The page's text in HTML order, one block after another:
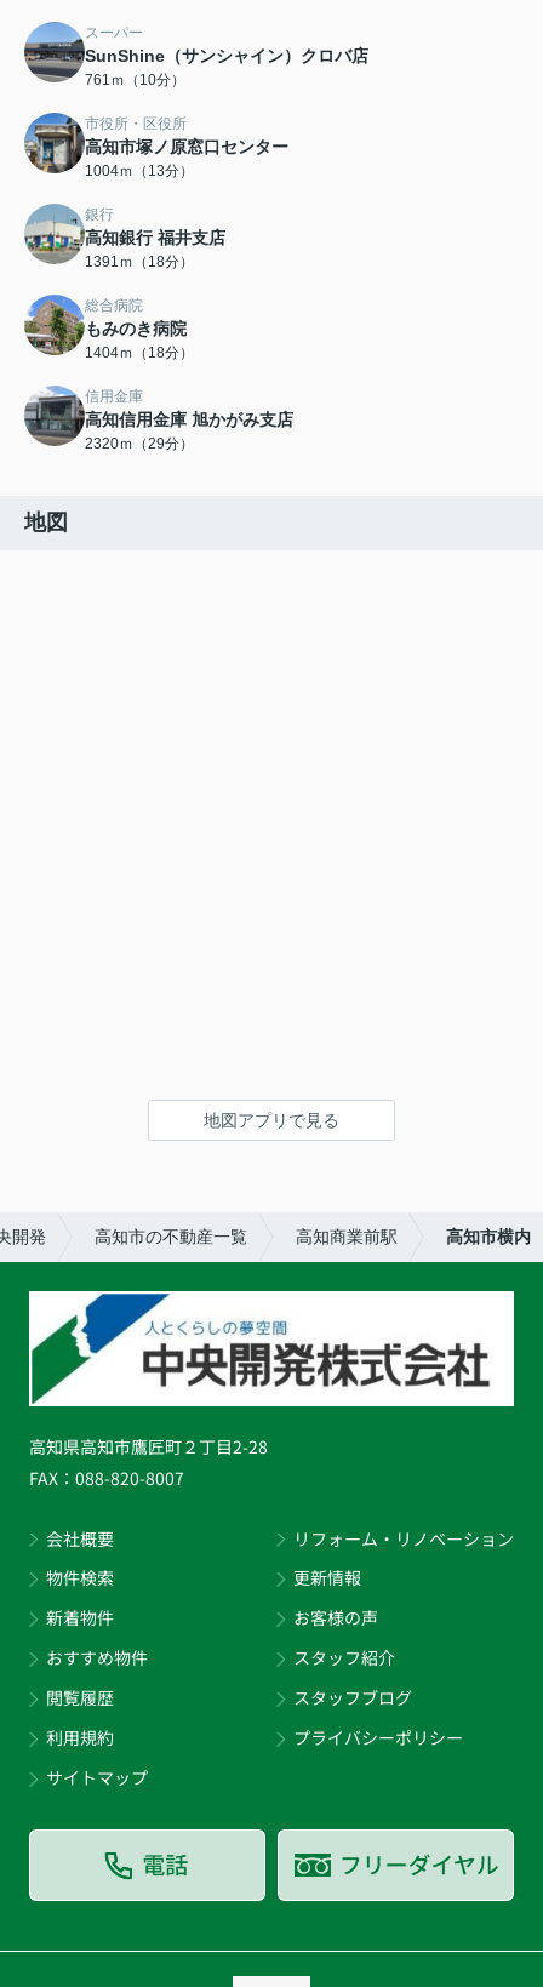
スーパー
SunShine（サンシャイン）クロバ店
761ｍ（10分）
市役所・区役所
高知市塚ノ原窓口センター
1004ｍ（13分）
銀行
高知銀行 福井支店
1391ｍ（18分）
総合病院
もみのき病院
1404ｍ（18分）
信用金庫
高知信用金庫 旭かがみ支店
2320ｍ（29分）
地図
地図アプリで見る
開発 高知市の不動産一覧 高知商業前駅 高知市横内
高知県高知市鷹匠町２丁目2-28
FAX： 088-820-8007
会社概要
物件検索
新着物件
おすすめ物件
閲覧履歴
利用規約
サイトマップ
リフォーム・リノベーション
更新情報
お客様の声
スタッフ紹介
スタッフブログ
プライバシーポリシー